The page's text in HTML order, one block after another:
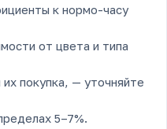
к нормо-часу
от цвета и типа
покупка, — уточняйте
5–7%.